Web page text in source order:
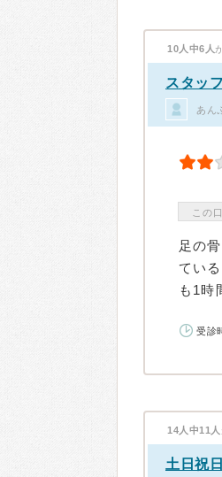
10人中6人
スタッ
あん
この
足の
てい
も1時
受診
14人中11人
土日祝